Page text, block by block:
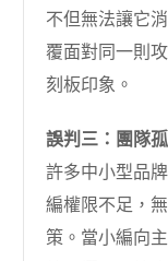
不但無法讓它
覆面對同一則
刻板印象。
誤判三：團隊
許多中小型品
編權限不足，
策。當小編向